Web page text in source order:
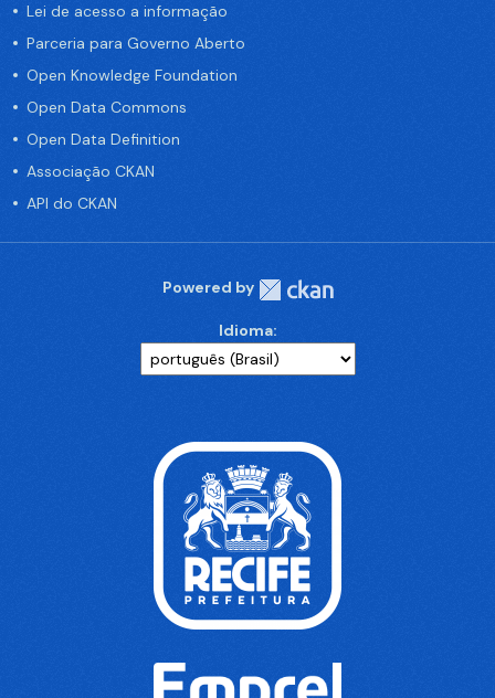
Lei de acesso a informação
Parceria para Governo Aberto
Open Knowledge Foundation
Open Data Commons
Open Data Definition
Associação CKAN
API do CKAN
Powered by
Idioma